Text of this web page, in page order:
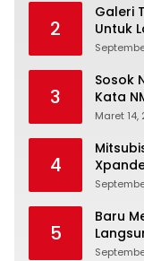
2
Galeri
Untuk
3
Sosok
Kata
Maret 14,
4
5
Baru